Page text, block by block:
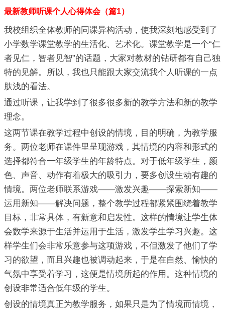
最新教师听课个人心得体会（篇1）
我校组织全体教师的同课异构活动，使我深刻地感受到了
小学数学课堂教学的生活化、艺术化。课堂教学是一个“仁
者见仁，智者见智”的话题，大家对教材的钻研都有自己独
特的见解。所以，我也只能跟大家交流我个人听课的一点
肤浅的看法。
通过听课，让我学到了很多很多新的教学方法和新的教学
理念。
这两节课在教学过程中创设的情境，目的明确，为教学服
务。两位老师在课件里呈现游戏，其情境的内容和形式的
选择都符合一年级学生的年龄特点。对于低年级学生，颜
色、声音、动作有着极大的吸引力，要多创设生动有趣的
情境。两位老师联系游戏——激发兴趣——探索新知——
运用新知——解决问题，整个教学过程都紧紧围绕着教学
目标，非常具体，有新意和启发性。这样的情境让学生体
会数学来源于生活并运用于生活，激发学生学习兴趣。这
样学生们会非常乐意参与这项游戏，不但激发了他们了学
习的欲望，而且兴趣也被调动起来，于是在自然、愉快的
气氛中享受着学习，这便是情境所起的作用。这种情境的
创设非常适合低年级的学生。
创设的情境真正为教学服务，如果只是为了情境而情境，